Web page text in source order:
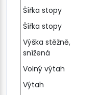
Šířka stopy
Šířka stopy
Výška stěžně,
snížená
Volný výtah
Výtah